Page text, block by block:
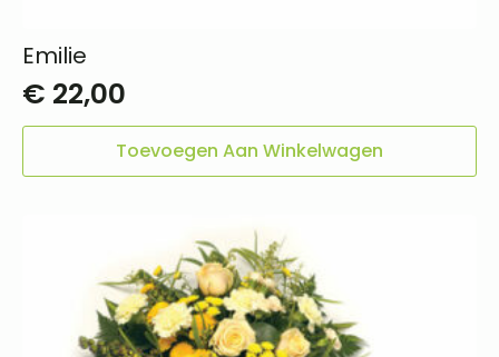
Emilie
€ 22,00
Toevoegen Aan Winkelwagen